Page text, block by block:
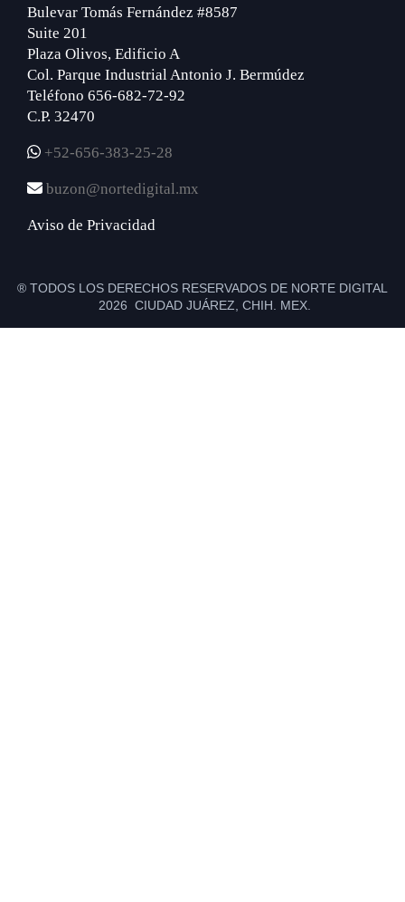
Bulevar Tomás Fernández #8587
Suite 201
Plaza Olivos, Edificio A
Col. Parque Industrial Antonio J. Bermúdez
Teléfono 656-682-72-92
C.P. 32470
+52-656-383-25-28
buzon@nortedigital.mx
Aviso de Privacidad
® TODOS LOS DERECHOS RESERVADOS DE NORTE DIGITAL
2026 CIUDAD JUÁREZ, CHIH. MEX.